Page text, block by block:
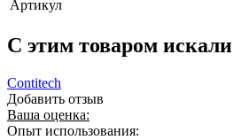
Артикул
C этим товаром искали
Contitech
Добавить отзыв
Ваша оценка:
Опыт использования: